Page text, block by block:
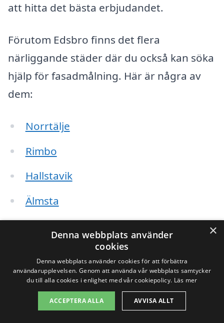
att hitta det bästa erbjudandet.
Förutom Edsbro finns det flera
närliggande städer där du också kan söka
hjälp för fasadmålning. Här är några av
dem:
Norrtälje
Rimbo
Hallstavik
Älmsta
Rådmansö
Kyrkbyn
×
Denna webbplats använder
cookies
Denna webbplats använder cookies för att förbättra
användarupplevelsen. Genom att använda vår webbplats samtycker
du till alla cookies i enlighet med vår cookiepolicy. Läs mer
ACCEPTERA ALLA AVVISA ALLT